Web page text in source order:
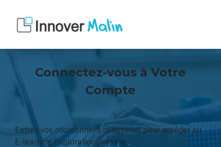
Connectez-vous à Votre
Compte
Entrez vos coordonnées ci-dessous pour accéder au
E-learning Exploration Brevets.